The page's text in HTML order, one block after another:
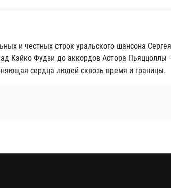
и честных строк уральского шансона
Кэйко Фудзи до аккордов Астора Пьяццоллы
сердца людей сквозь время и границы.